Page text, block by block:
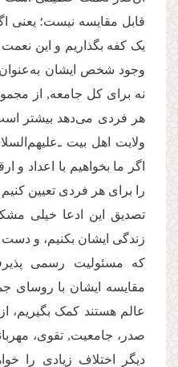
قابل مقایسه نیست؛ یعنی
یک کفه بگذاریم و این
وجود شخص ایشان
نه برای کل جامعه, از
هر فردی می‌دهد بیشتر
ولایت اهل بیت
اگر ما بخواهیم با اعداد
را برای هر فردی تعیین
تصدیق این ادعا خیلی
زندگی ایشان بکنیم، و
که مسئولیت رسمی
مقایسه ایشان با روسای
عالم هستند کمک بگیریم،
صدر، جامعیت, تقوی،
دیگر اختلاف زیادی را